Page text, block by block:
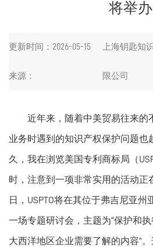
将举办
更新时间：2026-05-15
来源：
上海钥匙知
限公司
近年来，随着中美贸易往来的
业务时遇到的知识产权保护问题也
久，我在浏览美国专利商标局（
时，注意到一项非常实用的活动正
日，USPTO将在其位于弗吉尼亚
一场专题研讨会，主题为“保护和
大西洋地区企业需要了解的内容”